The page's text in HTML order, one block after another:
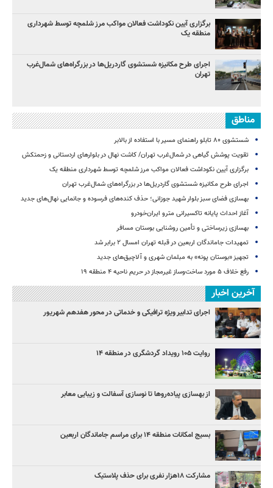
برگزاری آیین نکوداشت فعالان مواکب مرز شلمچه توسط شهرداری
منطقه یک
اجرای طرح مکانیزه شستشوی گاردریل‌ها در بزرگراه‌های شمال‌غرب
تهران
مناطق
شستشوی ۸۰ تابلو راهنمای مسیر با استفاده از بالابر
تقویت پوشش گیاهی در شمال‌غرب تهران/ کاشت نهال در بلوارهای اردستانی و زحمتکش
برگزاری آیین نکوداشت فعالان مواکب مرز شلمچه توسط شهرداری منطقه یک
اجرای طرح مکانیزه شستشوی گاردریل‌ها در بزرگراه‌های شمال‌غرب تهران
بهسازی فضای سبز بلوار شهید جوزانی؛ حذف کنده‌های فرسوده و جانمایی نهال‌های جدید
آغاز احداث پایانه تاکسیرانی مترو ایران‌خودرو
بهسازی زیرساختی و تأمین روشنایی بوستان مسافر
تمهیدات جاماندگان اربعین در قبله تهران امسال ۲ برابر شد
تجهیز «بوستان پونه» به مبلمان شهری و آلاچیق‌های جدید
رفع خلاف ۵ مورد ساخت‌وساز غیرمجاز در حریم ناحیه ۴ منطقه ۱۹
آخرین اخبار
اجرای تدابیر ویژه ترافیکی و خدماتی در محور هفدهم شهریور
روایت ۱۰۵ رویداد گردشگری در منطقه ۱۴
از بهسازی پیاده‌روها تا نوسازی آسفالت و زیبایی معابر
بسیج امکانات منطقه ۱۴ برای مراسم جاماندگان اربعین
مشارکت ۱۸هزار نفری برای حذف پلاستیک